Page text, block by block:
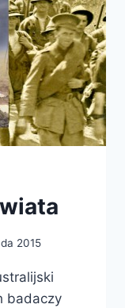
2015
badaczy